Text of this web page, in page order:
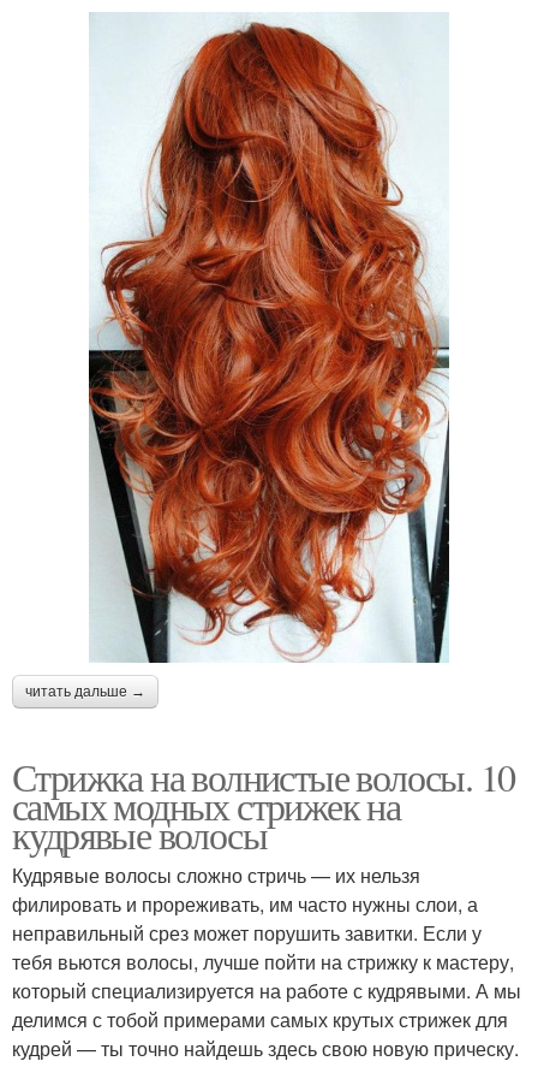
читать дальше →
Стрижка на волнистые волосы. 10
самых модных стрижек на
кудрявые волосы
Кудрявые волосы сложно стричь — их нельзя
филировать и прореживать, им часто нужны слои, а
неправильный срез может порушить завитки. Если у
тебя вьются волосы, лучше пойти на стрижку к мастеру,
который специализируется на работе с кудрявыми. А мы
делимся с тобой примерами самых крутых стрижек для
кудрей — ты точно найдешь здесь свою новую прическу.